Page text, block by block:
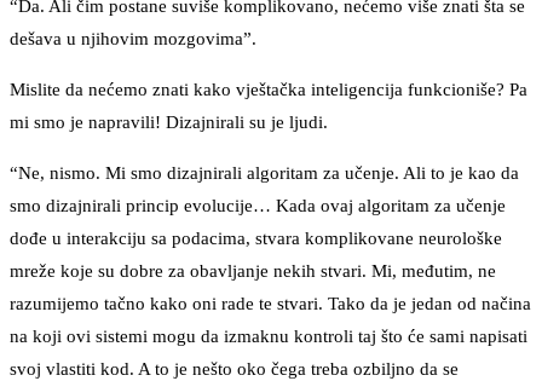
“Da. Ali čim postane suviše komplikovano, nećemo više znati šta se
dešava u njihovim mozgovima”.
Mislite da nećemo znati kako vještačka inteligencija funkcioniše? Pa
mi smo je napravili! Dizajnirali su je ljudi.
“Ne, nismo. Mi smo dizajnirali algoritam za učenje. Ali to je kao da
smo dizajnirali princip evolucije… Kada ovaj algoritam za učenje
dođe u interakciju sa podacima, stvara komplikovane neurološke
mreže koje su dobre za obavljanje nekih stvari. Mi, međutim, ne
razumijemo tačno kako oni rade te stvari. Tako da je jedan od načina
na koji ovi sistemi mogu da izmaknu kontroli taj što će sami napisati
svoj vlastiti kod. A to je nešto oko čega treba ozbiljno da se